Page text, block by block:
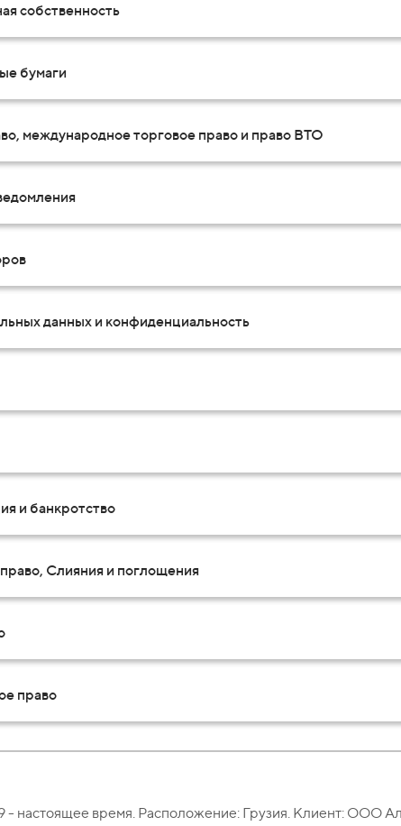
собственность
бумаги
международное торговое право и право ВТО
данных и конфиденциальность
и банкротство
Слияния и поглощения
право
- настоящее время. Расположение: Грузия. Клиент: ООО